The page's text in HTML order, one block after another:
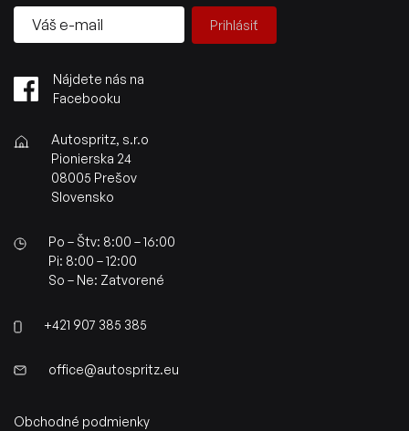
Prihlásiť
Nájdete nás na
Facebooku
Autospritz, s.r.o
Pionierska 24
08005 Prešov
Slovensko
Po – Štv: 8:00 – 16:00
Pi: 8:00 – 12:00
So – Ne: Zatvorené
+421 907 385 385
office@autospritz.eu
Obchodné podmienky